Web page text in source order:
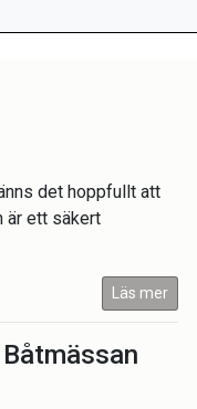
det hoppfullt att
är ett säkert
Läs mer